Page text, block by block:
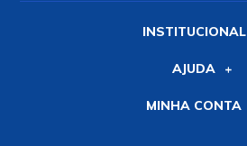
INSTITUCIONAL
AJUDA
MINHA CONTA